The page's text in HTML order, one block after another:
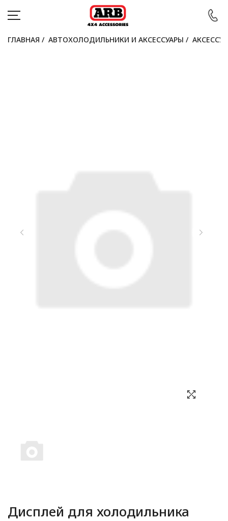
Войти
ГЛАВНАЯ / АВТОХОЛОДИЛЬНИКИ И АКСЕССУАРЫ /
Дисплей для холодильника